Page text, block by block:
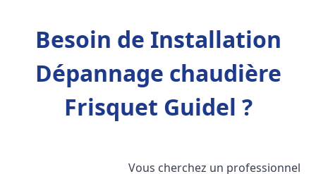
Besoin de Installation
Dépannage chaudière
Frisquet Guidel ?
Vous cherchez un professionnel